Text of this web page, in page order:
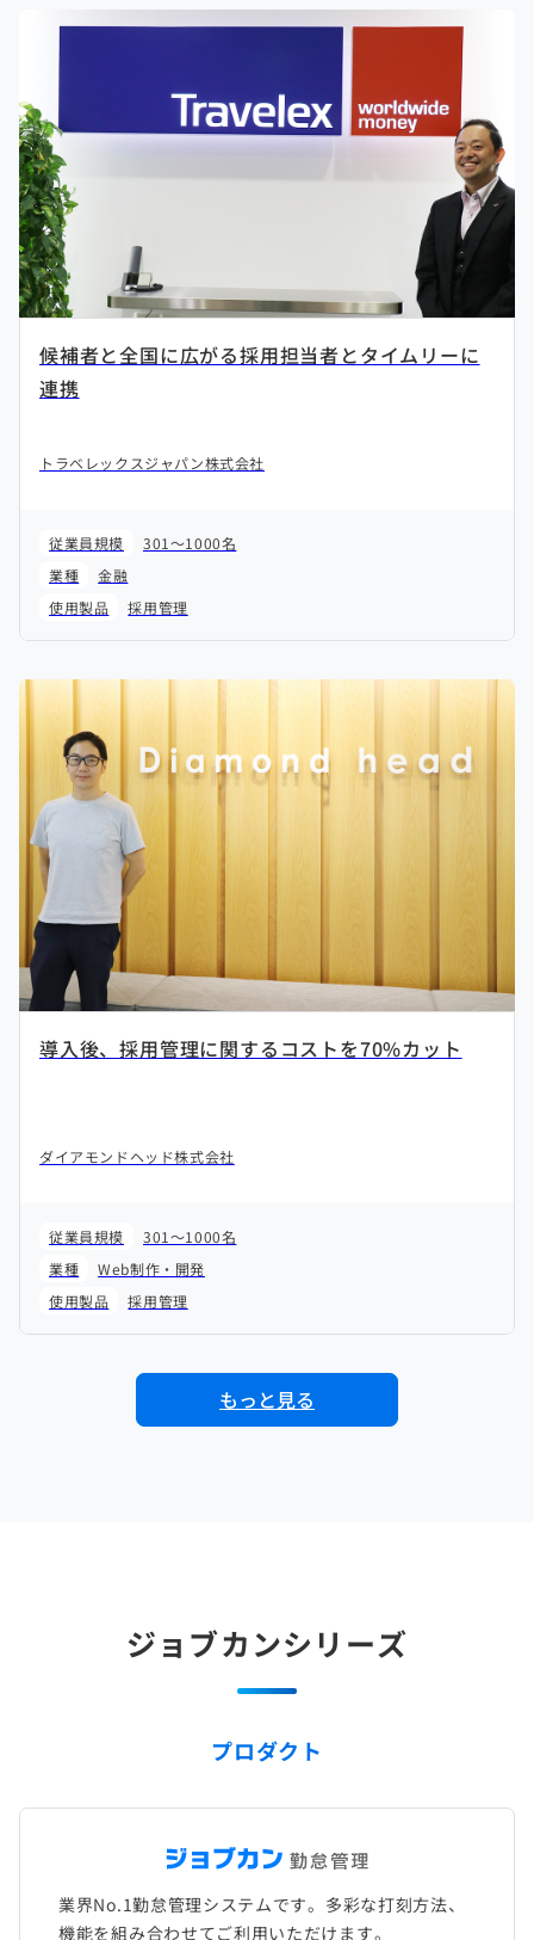
候補者と全国に広がる採用担当者とタイムリーに
連携
トラベレックスジャパン株式会社
従業員規模
301～1000名
業種
金融
使用製品
採用管理
導入後、採用管理に関するコストを70%カット
ダイアモンドヘッド株式会社
従業員規模
301～1000名
業種
Web制作・開発
使用製品
採用管理
もっと見る
ジョブカンシリーズ
プロダクト
業界No.1勤怠管理システムです。多彩な打刻方法、
機能を組み合わせてご利用いただけます。